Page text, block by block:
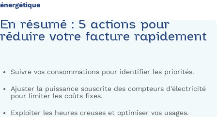
énergétique
En résumé : 5 actions pour
réduire votre facture rapidement
Suivre vos consommations pour identifier les priorités.
Ajuster la puissance souscrite des compteurs d’électricité
pour limiter les coûts fixes.
Exploiter les heures creuses et optimiser vos usages.